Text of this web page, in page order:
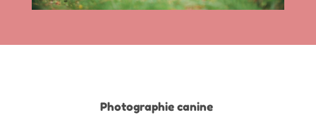
Photographie canine